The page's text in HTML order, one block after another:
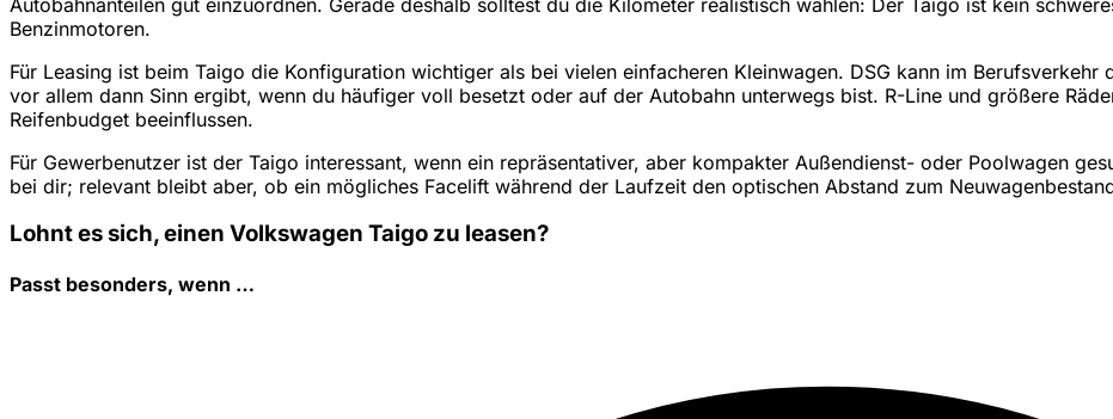
Benzinmotoren.
Für Leasing ist beim Taigo die Konfiguration wichtiger als bei vielen einfacheren Kleinwagen. DSG kann im Berufsverkehr
vor allem dann Sinn ergibt, wenn du häufiger voll besetzt oder auf der Autobahn unterwegs bist. R-Line und größere
Reifenbudget beeinflussen.
Für Gewerbenutzer ist der Taigo interessant, wenn ein repräsentativer, aber kompakter Außendienst- oder Poolwagen
bei dir; relevant bleibt aber, ob ein mögliches Facelift während der Laufzeit den optischen Abstand zum
Lohnt es sich, einen Volkswagen Taigo zu leasen?
Passt besonders, wenn …